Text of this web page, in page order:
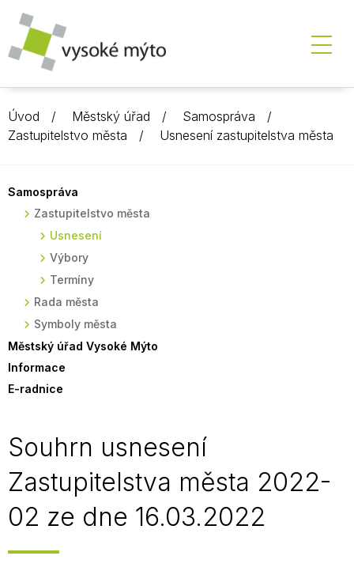
Úvod Městský úřad
Samospráva
Zastupitelstvo města
Usnesení zastupitelstva města
Samospráva
Zastupitelstvo města
Usnesení
Výbory
Termíny
Rada města
Symboly města
Městský úřad Vysoké Mýto
Informace
E-radnice
Souhrn usnesení
Zastupitelstva města 2022-
02 ze dne 16.03.2022